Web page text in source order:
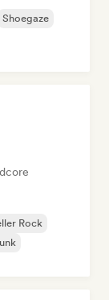
Shoegaze
Rock